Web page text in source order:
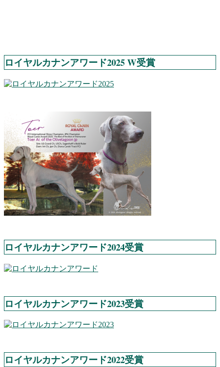
ロイヤルカナンアワード2025 W受賞
ロイヤルカナンアワード2024受賞
ロイヤルカナンアワード2023受賞
ロイヤルカナンアワード2022受賞